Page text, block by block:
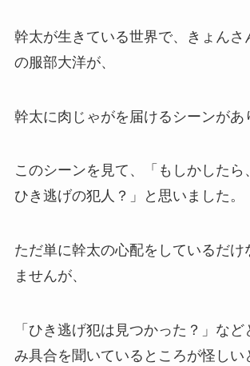
幹太が生きている世界で、きょんさ
の服部大洋が、
幹太に肉じゃがを届けるシーンがあ
このシーンを見て、「もしかしたら
ひき逃げの犯人？」と思いました。
ただ単に幹太の心配をしているだけ
ませんが、
「ひき逃げ犯は見つかった？」など
み具合を聞いているところが怪しい